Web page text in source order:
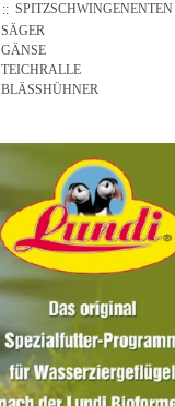
SPITZSCHWINGENENTEN
SÄGER
GÄNSE
TEICHRALLE
BLÄSSHÜHNER